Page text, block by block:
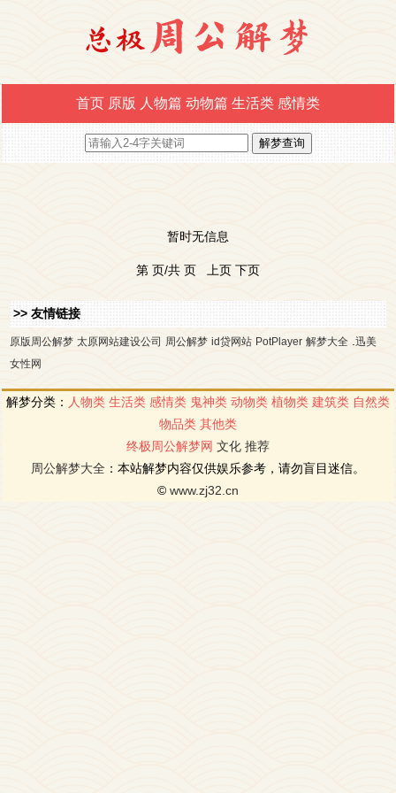
首页 原版 人物篇 动物篇 生活类 感情类
暂时无信息
第 页/共 页 上页 下页
>> 友情链接
原版周公解梦 太原网站建设公司 周公解梦 id贷网站 PotPlayer 解梦大全
迅美
女性网
解梦分类： 人物类 生活类 感情类 鬼神类 动物类 植物类 建筑类 自然类
物品类 其他类
终极周公解梦网 文化 推荐
周公解梦大全 ：本站解梦内容仅供娱乐参考，请勿盲目迷信。
© www.zj32.cn